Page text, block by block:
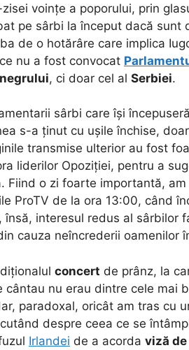
voințe a poporului, prin
pe sârbi la început dacă sunt
de o hotărâre care implica
nu a fost convocat
, ci doar cel al Serbiei.
sârbi care își
s-a ținut cu ușile închise, doar
transmise ulterior au fost
liderilor Opoziției, pentru a
Fiind o zi foarte importantă,
ProTV de la ora 13:00, când
interesul redus al sârbilor
cauza neîncrederii oamenilor
concert de prânz, la
nu erau dintre cele mai
paradoxal, oricât am tras cu
despre ceea ce se
Irlandei de a acorda viză